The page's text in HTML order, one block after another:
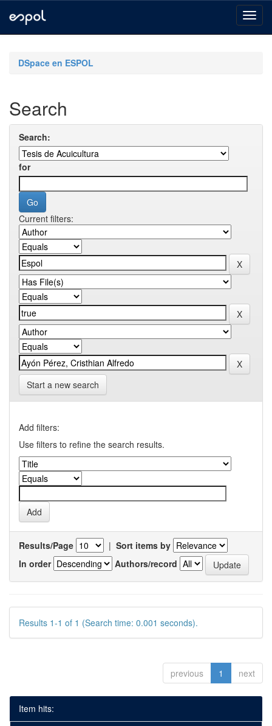
navigationDSpace en ESPOL
Search
Search:
for
Current filters:
Start a new search
Add filters:
Use filters to refine the search results.
Results/Page | Sort items by
In order
Authors/record
Results 1-1 of 1 (Search time: 0.001 seconds).
previous 1 next
Item hits: